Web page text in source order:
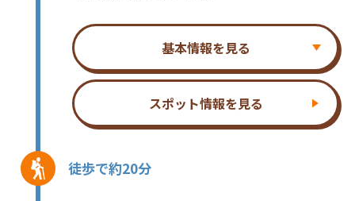
基本情報を見る
スポット情報を見る
徒歩で約20分